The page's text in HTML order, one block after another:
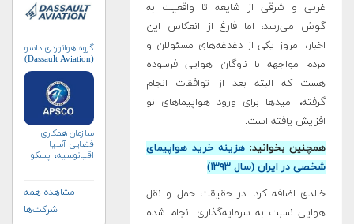
غربی و شرقی از شایعه تا واقعیت به
گوش می‌رسد‌، اما فارغ از انعکاس این
اخبار، امروز‌‌ یکی از دغدغه‌های مسئولان و
مردم مواجهه با ناوگان هوایی فرسوده
هست که البته بعد از توافقات انجام
گرفته، امیدها برای ورود هواپیماهای نو
افزایش یافته است‌.
همچنین بخوانید:هزینه خرید هواپیمای
شخصی در ایران (سال ۱۳۹۳)
خالدی اضافه کرد: در حقیقت حمل و نقل
هوایی نسبت به سرمایه‌گذاری انجام شده
گروه هوانوردی داسو
(Dassault Aviation)
سازمان همکاری
فضایی آسیا
اقیانوسیه، اپسکو
مشاهده همه
شرکت‌ها